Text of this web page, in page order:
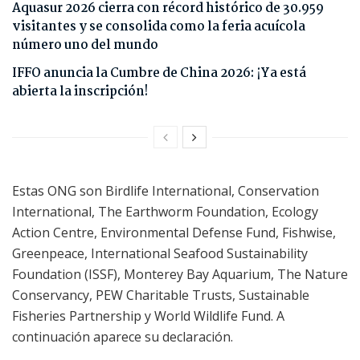
Aquasur 2026 cierra con récord histórico de 30.959
visitantes y se consolida como la feria acuícola
número uno del mundo
IFFO anuncia la Cumbre de China 2026: ¡Ya está
abierta la inscripción!
Estas ONG son Birdlife International, Conservation
International, The Earthworm Foundation, Ecology
Action Centre, Environmental Defense Fund, Fishwise,
Greenpeace, International Seafood Sustainability
Foundation (ISSF), Monterey Bay Aquarium, The Nature
Conservancy, PEW Charitable Trusts, Sustainable
Fisheries Partnership y World Wildlife Fund. A
continuación aparece su declaración.